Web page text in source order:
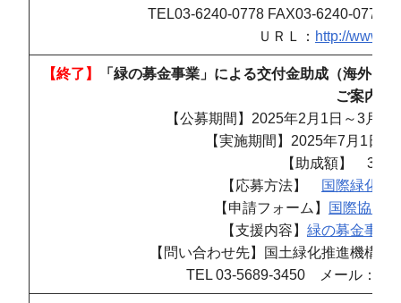
TEL03-6240-0778 FAX03-6240-0779
ＵＲＬ： http://
【終了】
「緑の募金事業」による交付金助成（海外に
ご案内
【公募期間】 2025年2 月 1 日～3月
【実施期間】 2025年7 月 1 日～
【助成額】 300
【応募方法】
国際緑化推
【申請フォーム】
国際協力
【支援内容】 緑の募金事業
【問い合わせ先】国土緑化推進機構
TEL 03-5689-3450 メール：